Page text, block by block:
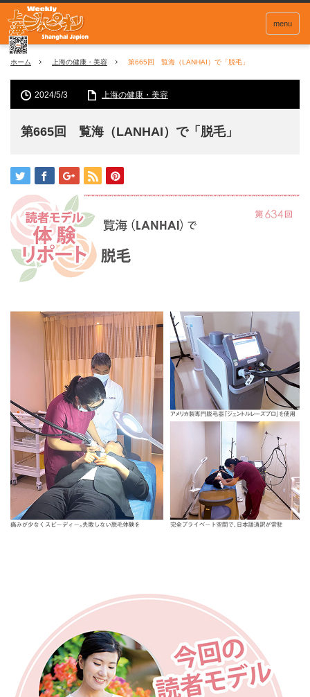
menu
ホーム 上海の健康・美容 第665回 覧海（LANHAI）で「脱毛」
2024/5/3 上海の健康・美容
第665回 覧海（LANHAI）で「脱毛」